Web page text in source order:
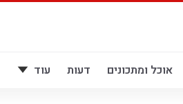
אוכל ומתכונים דעות עוד